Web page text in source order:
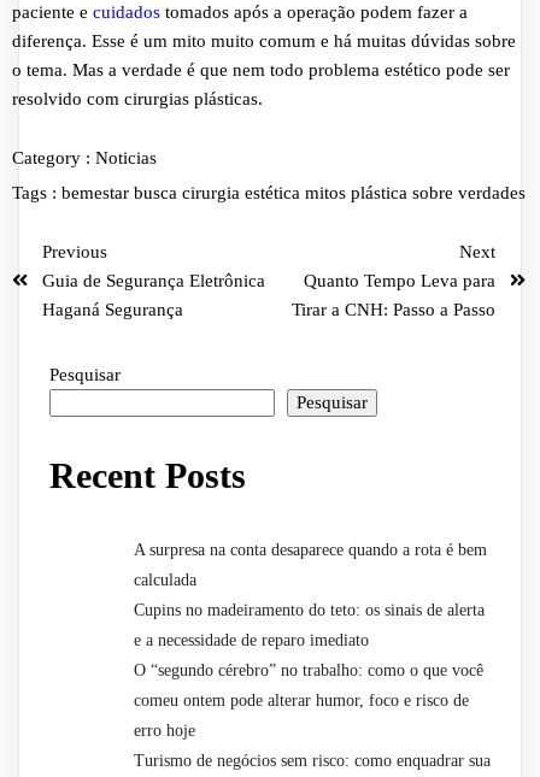
paciente e cuidados tomados após a operação podem fazer a
diferença. Esse é um mito muito comum e há muitas dúvidas sobre
o tema. Mas a verdade é que nem todo problema estético pode ser
resolvido com cirurgias plásticas.
Category : Noticias
Tags : bemestar busca cirurgia estética mitos plástica sobre verdades
Previous
Guia de Segurança Eletrônica
Haganá Segurança
Next
Quanto Tempo Leva para
Tirar a CNH: Passo a Passo
Pesquisar
Pesquisar
Recent Posts
A surpresa na conta desaparece quando a rota é bem
calculada
Cupins no madeiramento do teto: os sinais de alerta
e a necessidade de reparo imediato
O “segundo cérebro” no trabalho: como o que você
comeu ontem pode alterar humor, foco e risco de
erro hoje
Turismo de negócios sem risco: como enquadrar sua